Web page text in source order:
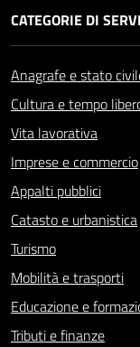
CATEGORIE DI
Anagrafe e stato
Cultura e tempo
Vita lavorativa
Imprese e commercio
Appalti pubblici
Catasto e urbanistica
Turismo
Mobilità e trasporti
Educazione e
Tributi e finanze